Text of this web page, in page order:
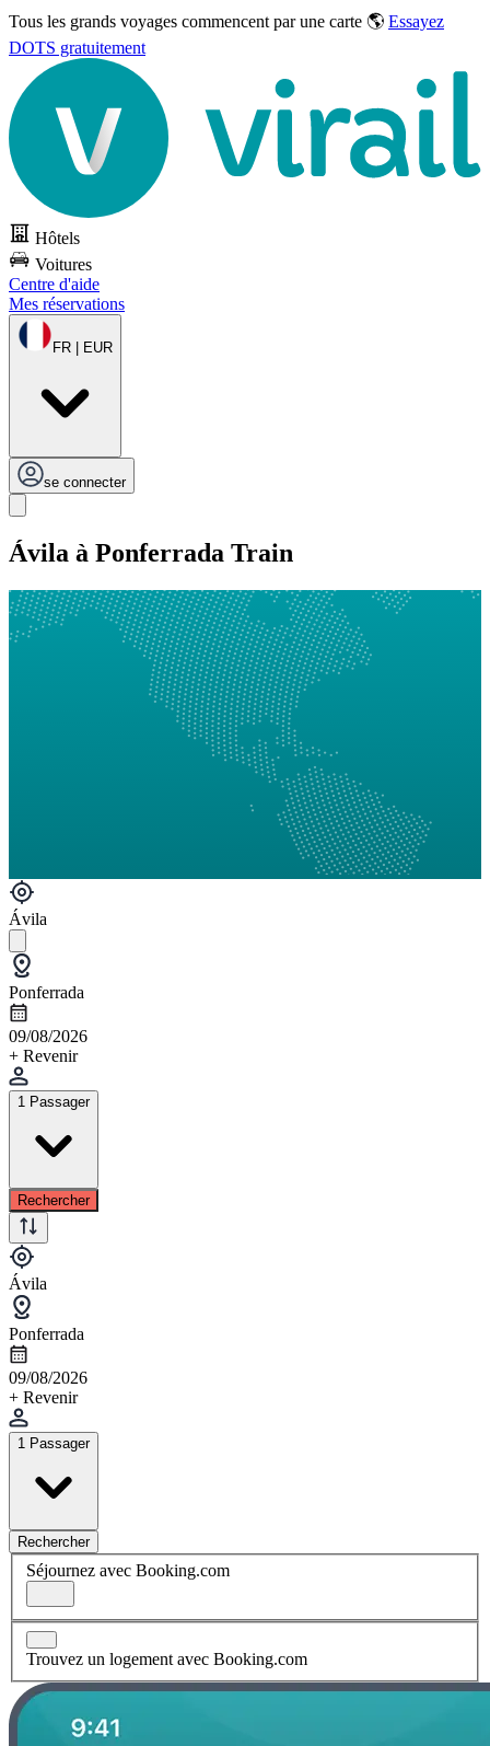
Tous les grands voyages commencent par une carte 🌎 Essayez
DOTS gratuitement
Hôtels
Voitures
Centre d'aide
Mes réservations
FR | EUR
se connecter
Ávila à Ponferrada Train
Ávila
Ponferrada
09/08/2026
+ Revenir
1 Passager
Rechercher
Ávila
Ponferrada
09/08/2026
+ Revenir
1 Passager
Rechercher
Séjournez avec Booking.com
Trouvez un logement avec Booking.com